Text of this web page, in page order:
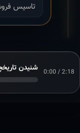
تاسیس
0:00 / 2:18 شنیدن